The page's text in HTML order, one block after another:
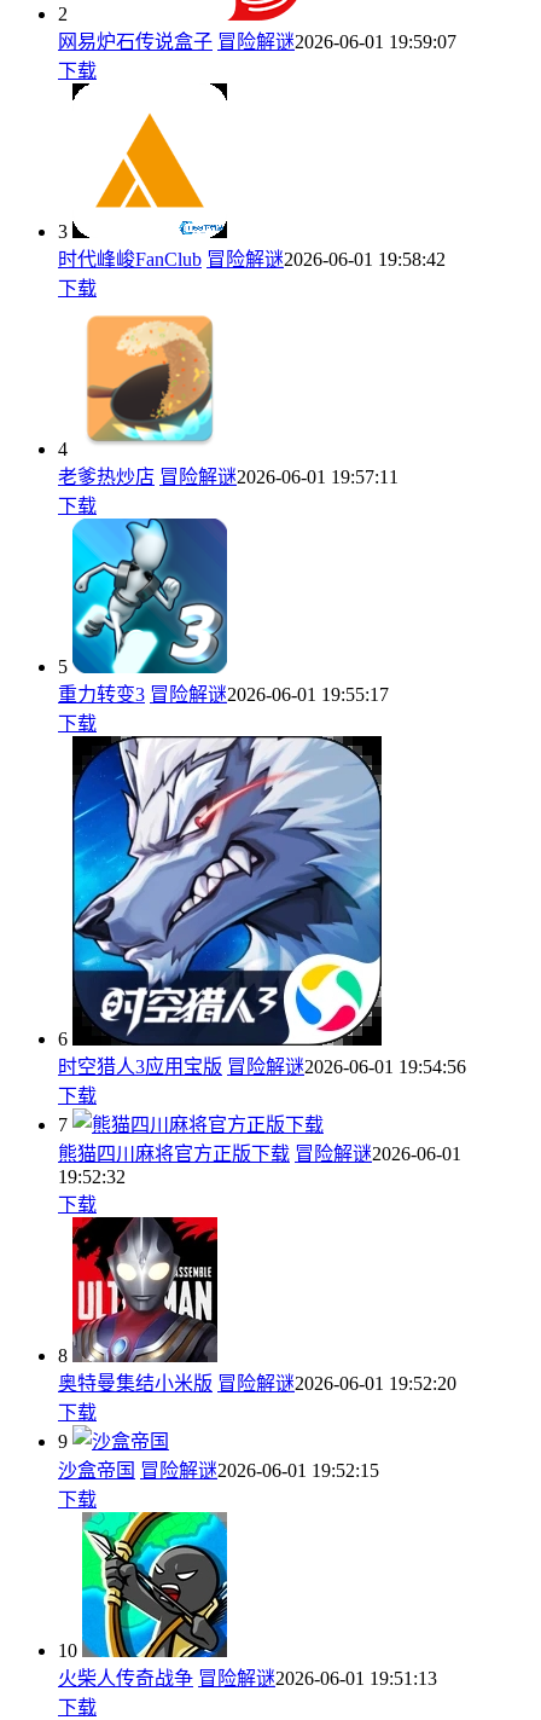
2
网易炉石传说盒子 冒险解谜2026-06-01 19:59:07
下载
3
时代峰峻FanClub 冒险解谜2026-06-01 19:58:42
下载
4
老爹热炒店 冒险解谜2026-06-01 19:57:11
下载
5
重力转变3 冒险解谜2026-06-01 19:55:17
下载
6
时空猎人3应用宝版 冒险解谜2026-06-01 19:54:56
下载
7
熊猫四川麻将官方正版下载 冒险解谜2026-06-01
19:52:32
下载
8
奥特曼集结小米版 冒险解谜2026-06-01 19:52:20
下载
9
沙盒帝国 冒险解谜2026-06-01 19:52:15
下载
10
火柴人传奇战争 冒险解谜2026-06-01 19:51:13
下载